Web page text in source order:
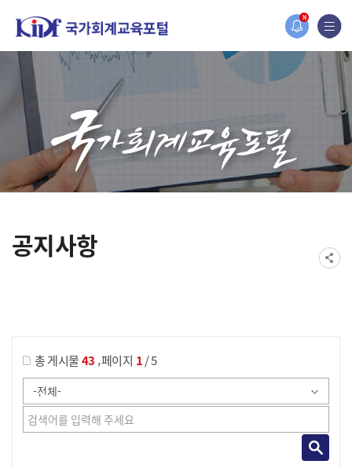
N
홈페이지가 새롭게 개편되었습니다.
한국조세재정연구원홈페이지가 새롭게 개설되었습니다.
공지사항
총 게시물43 ,페이지 1/ 5